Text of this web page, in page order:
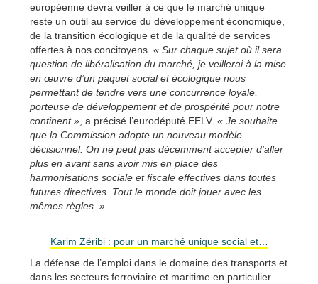
européenne devra veiller à ce que le marché unique
reste un outil au service du développement économique,
de la transition écologique et de la qualité de services
offertes à nos concitoyens. « Sur chaque sujet où il sera
question de libéralisation du marché, je veillerai à la mise
en œuvre d’un paquet social et écologique nous
permettant de tendre vers une concurrence loyale,
porteuse de développement et de prospérité pour notre
continent » , a précisé l’eurodéputé EELV. « Je souhaite
que la Commission adopte un nouveau modèle
décisionnel. On ne peut pas décemment accepter d’aller
plus en avant sans avoir mis en place des
harmonisations sociale et fiscale effectives dans toutes
futures directives. Tout le monde doit jouer avec les
mêmes règles. »
Karim Zéribi : pour un marché unique social et…
La défense de l’emploi dans le domaine des transports et
dans les secteurs ferroviaire et maritime en particulier